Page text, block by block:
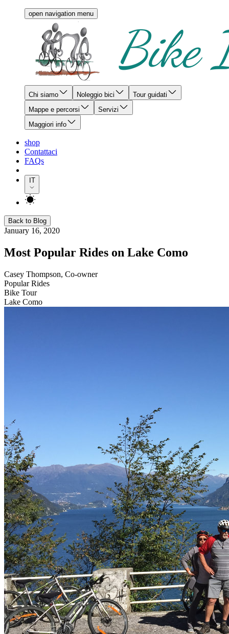
open navigation menu
Chi siamo Noleggio bici
Tour guidati
Mappe e percorsi
Servizi
Maggiori info
shop
Contattaci
FAQs
IT
Back to Blog
January 16, 2020
Most Popular Rides on Lake Como
Casey Thompson, Co-owner
Popular Rides
Bike Tour
Lake Como